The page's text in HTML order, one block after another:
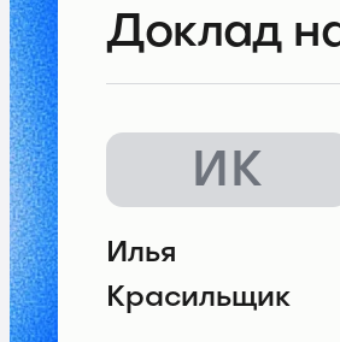
Доклад
ИК
Илья
Красильщик